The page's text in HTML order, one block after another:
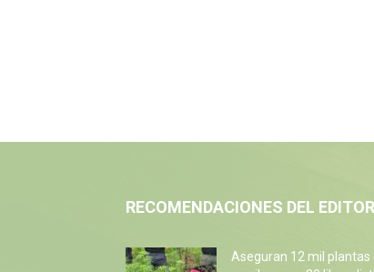
RECOMENDACIONES DEL EDITOR
Aseguran 12 mil plantas